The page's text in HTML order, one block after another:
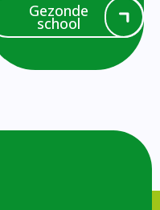
Gezonde
school